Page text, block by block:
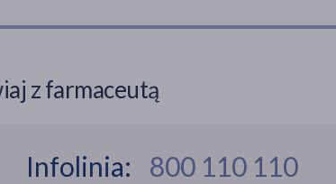
z farmaceutą
Infolinia: 800 110 110